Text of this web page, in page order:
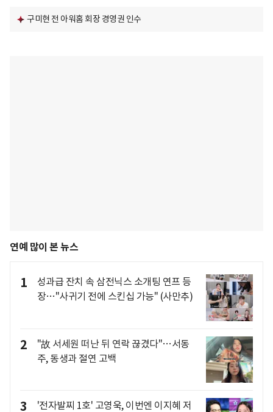
구미현 전 아워홈 회장 경영권 인수
연예 많이 본 뉴스
1
성과급 잔치 속 삼전닉스 소개팅 연프 등
장…"사귀기 전에 스킨십 가능" (사만추)
2
"故 서세원 떠난 뒤 연락 끊겼다"…서동
주, 동생과 절연 고백
3
'전자발찌 1호' 고영욱, 이번엔 이지혜 저